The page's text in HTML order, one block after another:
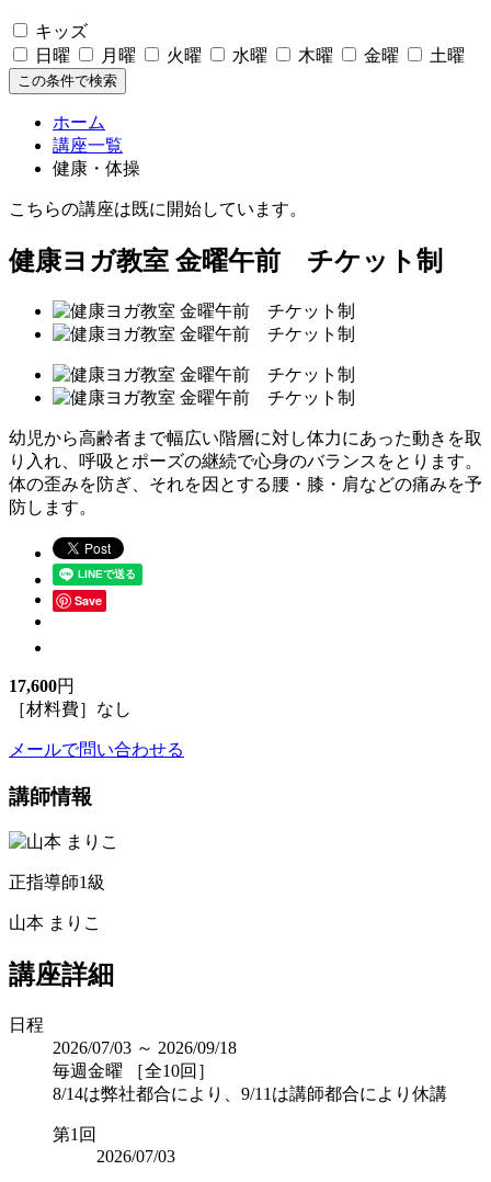
キッズ
日曜
月曜 火曜 水曜 木曜 金曜 土曜
この条件で検索
ホーム
講座一覧
健康・体操
こちらの講座は既に開始しています。
健康ヨガ教室 金曜午前 チケット制
幼児から高齢者まで幅広い階層に対し体力にあった動きを取
り入れ、呼吸とポーズの継続で心身のバランスをとります。
体の歪みを防ぎ、それを因とする腰・膝・肩などの痛みを予
防します。
Save
17,600円
［材料費］なし
メールで問い合わせる
講師情報
正指導師1級
山本 まりこ
講座詳細
日程
2026/07/03 ～ 2026/09/18
毎週金曜 ［全10回］
8/14は弊社都合により、9/11は講師都合により休講
第1回
2026/07/03